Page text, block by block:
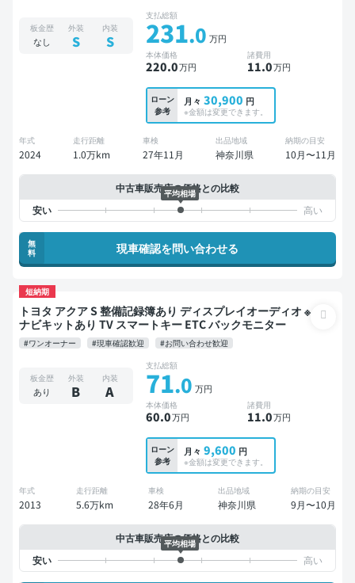
板金歴
なし
外装
S
内装
S
支払総額
231.0 万円
本体価格
220.0万円
諸費用
11.0万円
ローン
参考
月々 30,900 円
※金額は変更できます。
年式
2024
走行距離
1.0万km
車検
27年11月
出品地域
神奈川県
納期の目安
10月〜11月
中古車販売店の価格との比較
平均相場
無
料
現車確認を問い合わせる
短納期
トヨタ アクア S 整備記録簿あり ディスプレイオーディオ ※
ナビキットあり TV スマートキー ETC バックモニター
#ワンオーナー #現車確認歓迎 #お問い合わせ歓迎
板金歴
あり
外装
B
内装
A
支払総額
71.0 万円
本体価格
60.0万円
諸費用
11.0万円
ローン
参考
月々 9,600 円
※金額は変更できます。
年式
2013
走行距離
5.6万km
車検
28年6月
出品地域
神奈川県
納期の目安
9月〜10月
中古車販売店の価格との比較
平均相場